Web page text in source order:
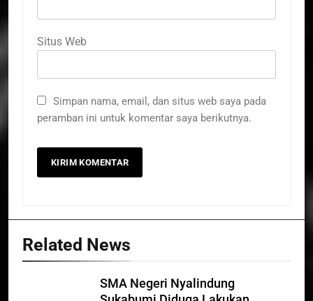
Situs Web
Simpan nama, email, dan situs web saya pada
peramban ini untuk komentar saya berikutnya.
Related News
SMA Negeri Nyalindung